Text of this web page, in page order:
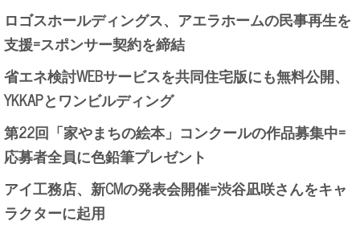
ロゴスホールディングス、アエラホームの民事再生を
支援=スポンサー契約を締結
省エネ検討WEBサービスを共同住宅版にも無料公開、
YKKAPとワンビルディング
第22回「家やまちの絵本」コンクールの作品募集中=
応募者全員に色鉛筆プレゼント
アイ工務店、新CMの発表会開催=渋谷凪咲さんをキャ
ラクターに起用